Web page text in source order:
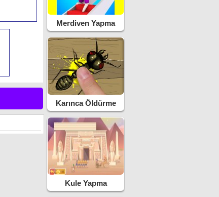
Merdiven Yapma
Yarışı
Karınca Öldürme
Kule Yapma